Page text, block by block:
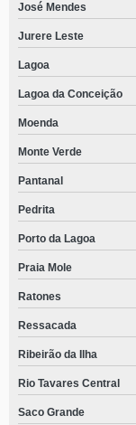
José Mendes
Jurere Leste
Lagoa
Lagoa da Conceição
Moenda
Monte Verde
Pantanal
Pedrita
Porto da Lagoa
Praia Mole
Ratones
Ressacada
Ribeirão da Ilha
Rio Tavares Central
Saco Grande